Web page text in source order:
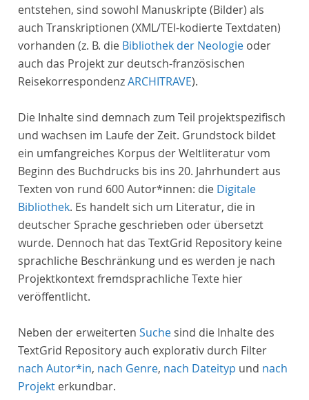
entstehen, sind sowohl Manuskripte (Bilder) als
auch Transkriptionen (XML/TEI-kodierte Textdaten)
vorhanden (z. B. die Bibliothek der Neologie oder
auch das Projekt zur deutsch-französischen
ReisekorrespondenzARCHITRAVE).
Die Inhalte sind demnach zum Teil projektspezifisch
und wachsen im Laufe der Zeit. Grundstock bildet
ein umfangreiches Korpus der Weltliteratur vom
Beginn des Buchdrucks bis ins 20. Jahrhundert aus
Texten von rund 600 Autor*innen: die Digitale
Bibliothek. Es handelt sich um Literatur, die in
deutscher Sprache geschrieben oder übersetzt
wurde. Dennoch hat das TextGrid Repository keine
sprachliche Beschränkung und es werden je nach
Projektkontext fremdsprachliche Texte hier
veröffentlicht.
Neben der erweiterten Suche sind die Inhalte des
TextGrid Repository auch explorativ durch Filter
nach Autor*in, nach Genre, nach Dateityp und nach
Projekt erkundbar.